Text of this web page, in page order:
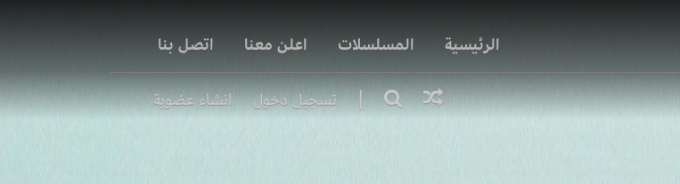
الرئيسية المسلسلات اعلن معنا اتصل بنا
| تسجيل دخول انشاء عضوية